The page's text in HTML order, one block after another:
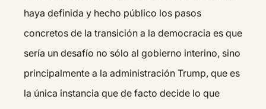
haya definida y hecho público los pasos
concretos de la transición a la democracia es que
sería un desafío no sólo al gobierno interino, sino
principalmente a la administración Trump, que es
la única instancia que de facto decide lo que